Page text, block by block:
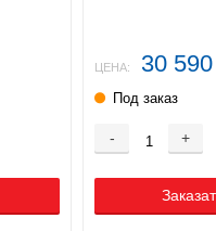
ЦЕНА: 30 590
Под заказ
- +